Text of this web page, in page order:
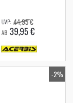
AB 39,95 €
44,95 €
-2%